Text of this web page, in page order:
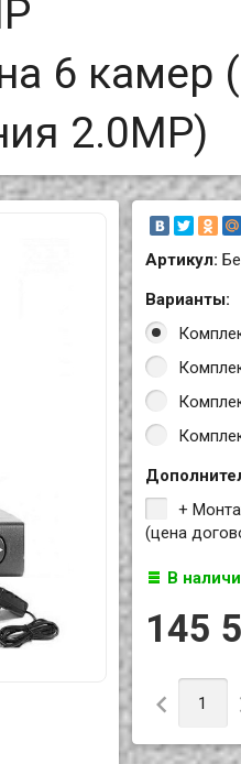
6 камер
2.0MP)
Артикул:
Варианты:
+
(цена
В
145
